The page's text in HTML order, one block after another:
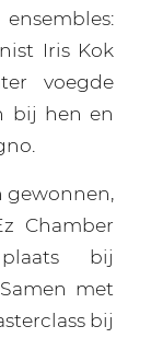
Iris Kok
voegde
bij hen en
gewonnen,
Chamber
bij
met
bij